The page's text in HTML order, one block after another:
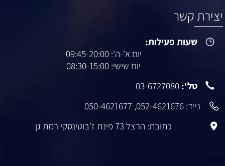
יצירת קשר
שעות פעילות:
יום א'-ה': 09:45-20:00
יום שישי: 08:30-15:00
טל': 03-6727080
נייד: 052-4621676
,
050-4621677
כתובת: הרצל 73 פינת ז’בוטינסקי רמת גן
טקסט